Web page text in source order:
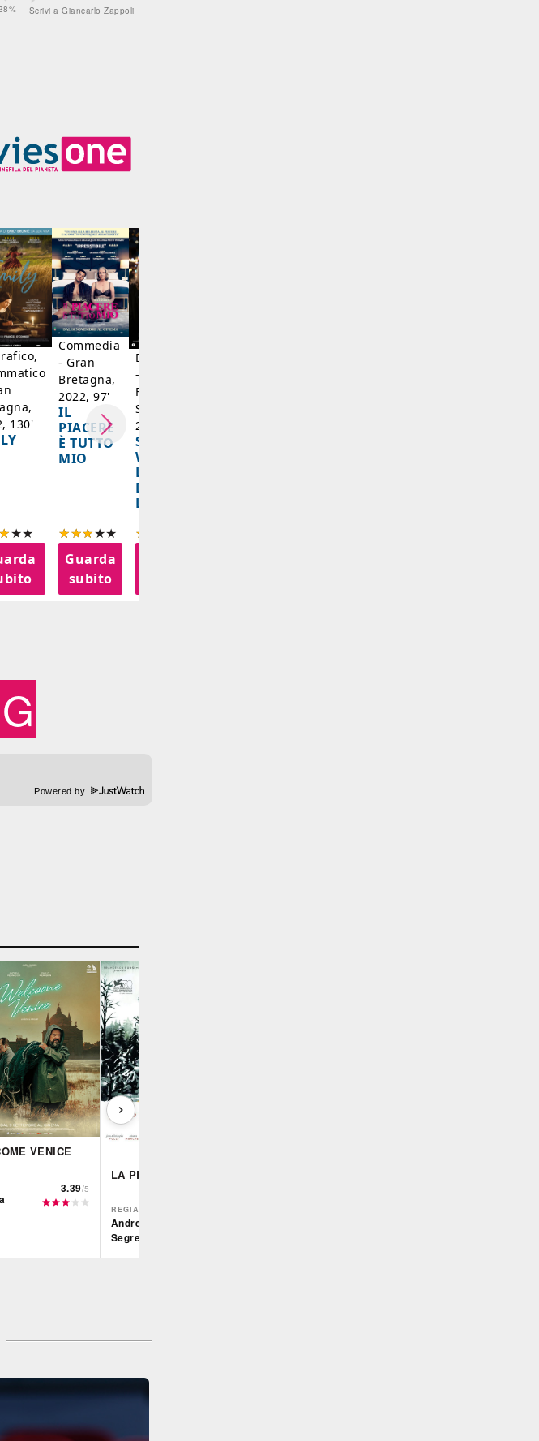
Scrivi a Giancarlo Zappoli
130'
Commedia
- Gran
Bretagna,
2022, 97'
IL
PIACERE
È TUTTO
MIO
Guarda
subito
Drammatico
- Giappone,
Francia,
Singapore,
2024, 105'
SPIRIT
WORLD -
LA FESTA
DELLE
LANTERNE
Powered by
VENICE
3.39/5
LA PRIMA NEVE
REGIA
Andrea
Segre